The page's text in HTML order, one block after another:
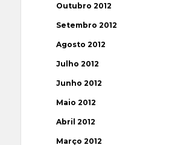
Outubro 2012
Setembro 2012
Agosto 2012
Julho 2012
Junho 2012
Maio 2012
Abril 2012
Março 2012